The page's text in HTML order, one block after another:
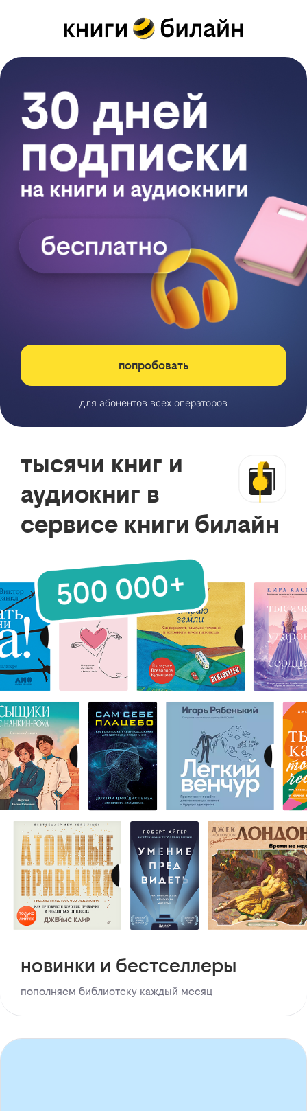
попробовать
для абонентов всех операторов
тысячи книг и
аудиокниг в
сервисе книги билайн
новинки и бестселлеры
пополняем библиотеку каждый месяц